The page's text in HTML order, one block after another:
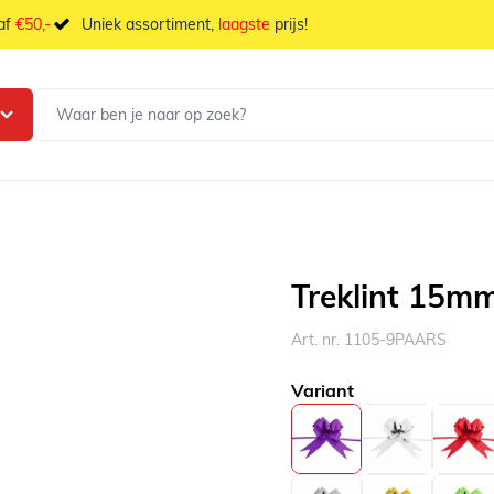
€50,- Uniek assortiment, laagste prijs!
Treklint
Art. nr. 1105-9PAARS
Variant